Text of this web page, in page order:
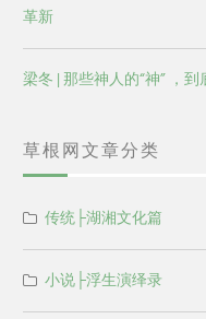
革新
梁冬 | 那些神人的“神” ，
草根网文章分类
传统├湖湘文化篇
小说├浮生演绎录